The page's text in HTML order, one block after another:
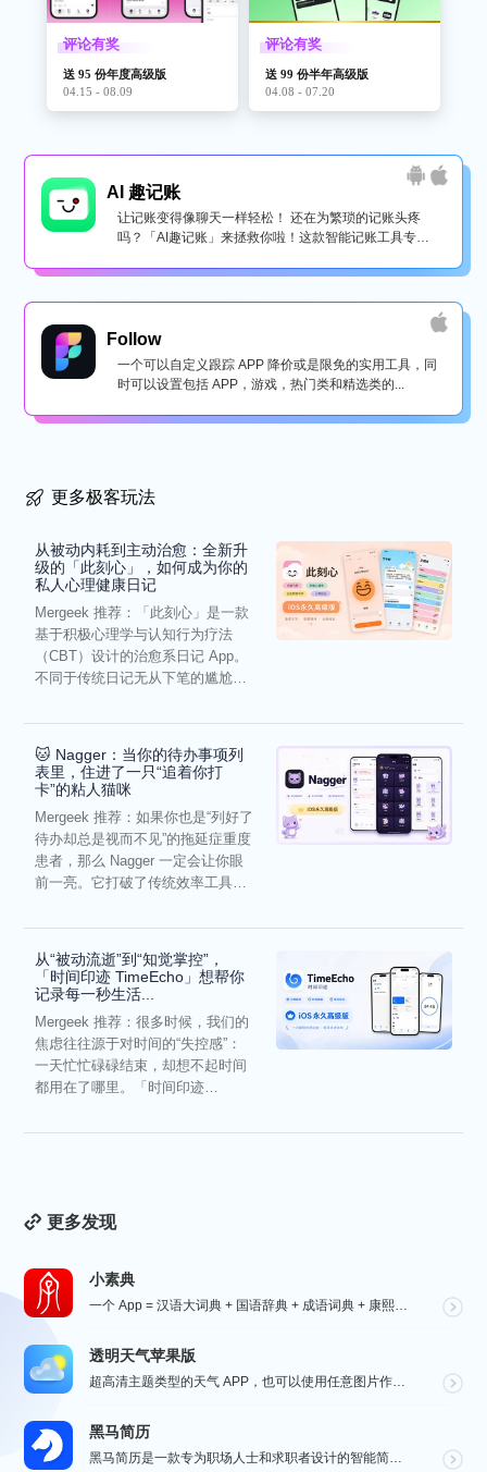
评论有奖
送 95 份年度高级版
04.15 - 08.09
评论有奖
送 99 份半年高级版
04.08 - 07.20
AI 趣记账
让记账变得像聊天一样轻松！ 还在为繁琐的记账头疼
吗？「AI趣记账」来拯救你啦！这款智能记账工具专为
Follow
一个可以自定义跟踪 APP 降价或是限免的实用工具，同
时可以设置包括 APP，游戏，热门类和精选类的...
更多极客玩法
从被动内耗到主动治愈：全新升
级的「此刻心」，如何成为你的
私人心理健康日记
Mergeek 推荐：「此刻心」是一款
基于积极心理学与认知行为疗法
（CBT）设计的治愈系日记 App。
不同于传统日记无从下笔的尴尬，
🐱 Nagger：当你的待办事项列
表里，住进了一只“追着你打
卡”的粘人猫咪
Mergeek 推荐：如果你也是“列好了
待办却总是视而不见”的拖延症重度
患者，那么 Nagger 一定会让你眼
前一亮。它打破了传统效率工具冰
从“被动流逝”到“知觉掌控”，
「时间印迹 TimeEcho」想帮你
记录每一秒生活...
Mergeek 推荐：很多时候，我们的
焦虑往往源于对时间的“失控感”：
一天忙忙碌碌结束，却想不起时间
都用在了哪里。「时间印迹
更多发现
小素典
一个 App = 汉语大词典 + 国语辞典 + 成语词典 + 康熙字典 + 说文解字 + 六书通 +...
透明天气苹果版
超高清主题类型的天气 APP，也可以使用任意图片作为主题，全球任意维度的天气状况瞬间掌握，APP 还...
黑马简历
黑马简历是一款专为职场人士和求职者设计的智能简历助手，旨在帮助用户快速打造专业、高效的求职简历。通过...